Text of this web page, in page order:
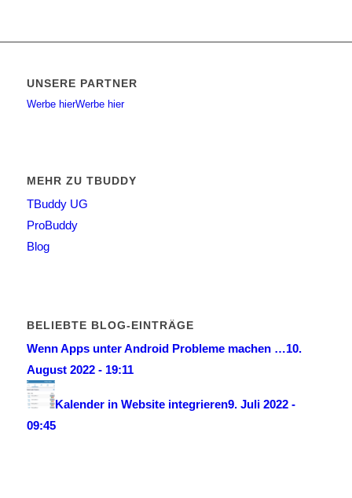
UNSERE PARTNER
Werbe hierWerbe hier
MEHR ZU TBUDDY
TBuddy UG
ProBuddy
Blog
BELIEBTE BLOG-EINTRÄGE
Wenn Apps unter Android Probleme machen …10.
August 2022 - 19:11
Kalender in Website integrieren9. Juli 2022 -
09:45